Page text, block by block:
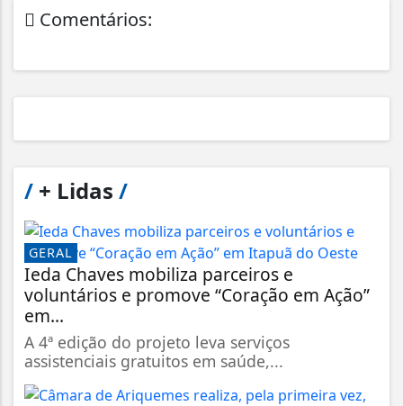
Comentários:
/ + Lidas /
GERAL
Ieda Chaves mobiliza parceiros e
voluntários e promove “Coração em Ação”
em...
A 4ª edição do projeto leva serviços
assistenciais gratuitos em saúde,...